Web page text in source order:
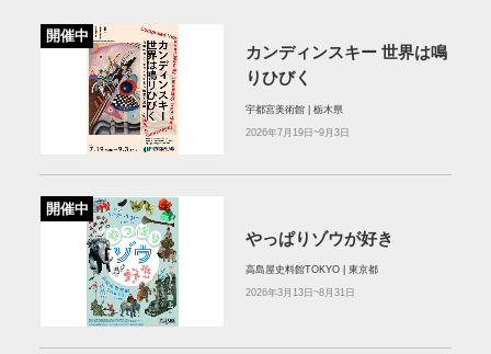
開催中
カンディンスキー 世界は鳴
りひびく
宇都宮美術館 | 栃木県
2026年7月19日~9月3日
開催中
やっぱりゾウが好き
高島屋史料館TOKYO | 東京都
2026年3月13日~8月31日